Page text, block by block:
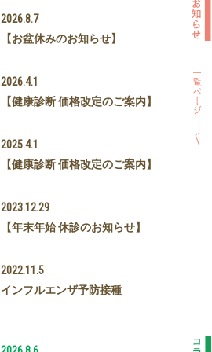
2026.8.7
【お盆休みのお知らせ】
2026.4.1
【健康診断 価格改定のご案内】
2025.4.1
【健康診断 価格改定のご案内】
2023.12.29
【年末年始 休診のお知らせ】
2022.11.5
インフルエンザ予防接種